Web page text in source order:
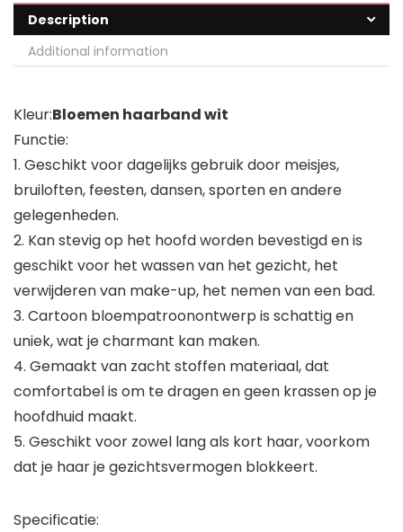
Description
Additional information
Kleur:Bloemen haarband wit
Functie:
1. Geschikt voor dagelijks gebruik door meisjes,
bruiloften, feesten, dansen, sporten en andere
gelegenheden.
2. Kan stevig op het hoofd worden bevestigd en is
geschikt voor het wassen van het gezicht, het
verwijderen van make-up, het nemen van een bad.
3. Cartoon bloempatroonontwerp is schattig en
uniek, wat je charmant kan maken.
4. Gemaakt van zacht stoffen materiaal, dat
comfortabel is om te dragen en geen krassen op je
hoofdhuid maakt.
5. Geschikt voor zowel lang als kort haar, voorkom
dat je haar je gezichtsvermogen blokkeert.
Specificatie: